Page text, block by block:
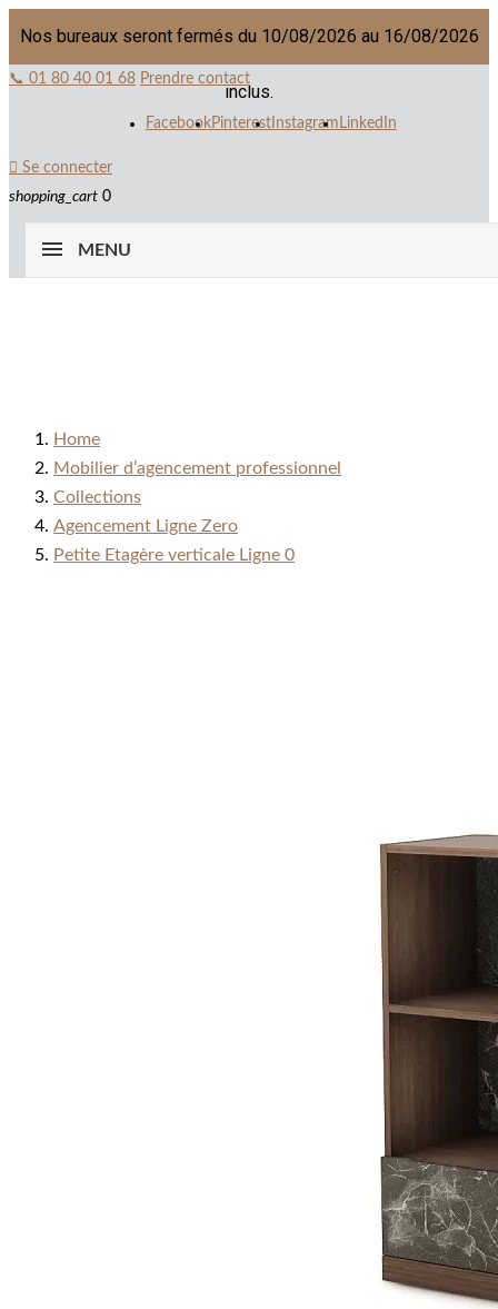
Nos bureaux seront fermés du 10/08/2026 au 16/08/2026
inclus.
📞 01 80 40 01 68 Prendre contact
FacebookPinterest Instagram LinkedIn
 Se connecter
shopping_cart 0
MENU
Home
Mobilier d’agencement professionnel
Collections
Agencement Ligne Zero
Petite Etagère verticale Ligne 0